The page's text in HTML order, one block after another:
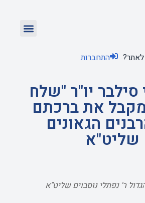
התחברות
סילבר יו"ר "שלח
את ברכתם
הגאונים
שליט"א
ר' נפתלי נוסבוים שליט"א